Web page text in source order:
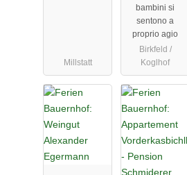
Millstatt
bambini si
sentono a
proprio agio
Birkfeld /
Koglhof